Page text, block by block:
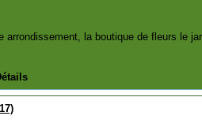
arrondissement, la boutique de fleurs le